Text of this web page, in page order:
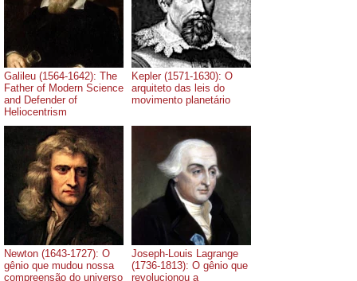
Galileu (1564-1642): The
Father of Modern Science
and Defender of
Heliocentrism
Kepler (1571-1630): O
arquiteto das leis do
movimento planetário
Newton (1643-1727): O
gênio que mudou nossa
compreensão do universo
Joseph-Louis Lagrange
(1736-1813): O gênio que
revolucionou a